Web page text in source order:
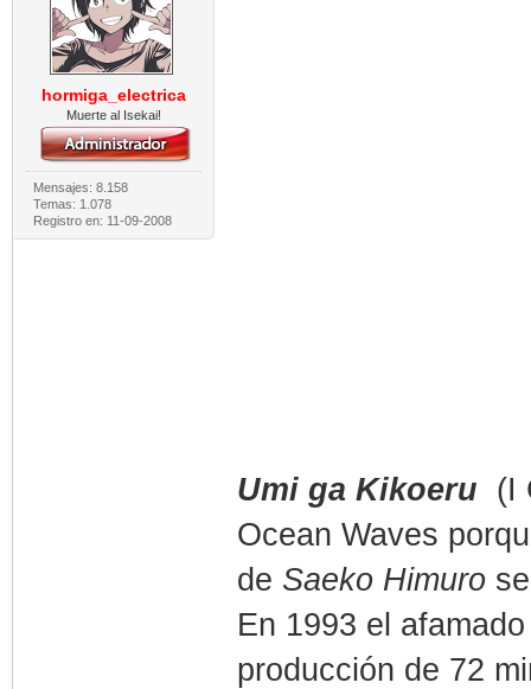
hormiga_electrica
Muerte al Isekai!
Mensajes: 8.158
Temas: 1.078
Registro en: 11-09-2008
Umi ga Kikoeru (I
Ocean Waves
de Saeko Himuro
En 1993 el
producción de 72